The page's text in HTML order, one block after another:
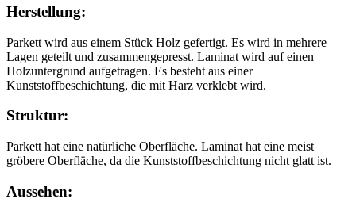
Herstellung:
Parkett wird aus einem Stück Holz gefertigt. Es wird in mehrere
Lagen geteilt und zusammengepresst. Laminat wird auf einen
Holzuntergrund aufgetragen. Es besteht aus einer
Kunststoffbeschichtung, die mit Harz verklebt wird.
Struktur:
Parkett hat eine natürliche Oberfläche. Laminat hat eine meist
gröbere Oberfläche, da die Kunststoffbeschichtung nicht glatt ist.
Aussehen: